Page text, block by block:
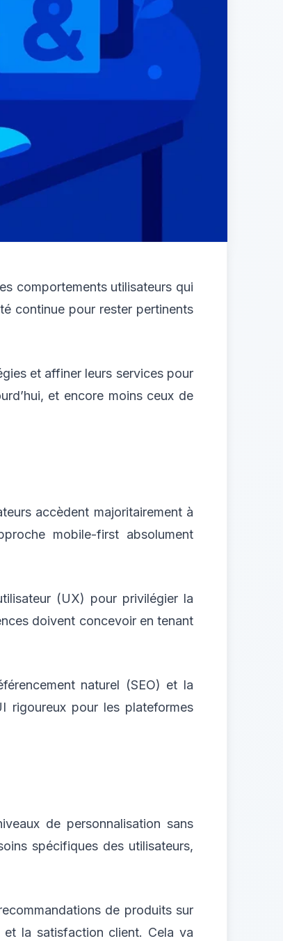
comportements utilisateurs qui
continue pour rester pertinents
et affiner leurs services pour
et encore moins ceux de
accèdent majoritairement à
mobile-first absolument
(UX) pour privilégier la
doivent concevoir en tenant
naturel (SEO) et la
rigoureux pour les plateformes
de personnalisation sans
spécifiques des utilisateurs,
de produits sur
et la satisfaction client. Cela va